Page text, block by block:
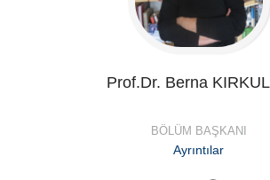
Prof.Dr. Berna
BÖLÜM BAŞKANI
Ayrıntılar